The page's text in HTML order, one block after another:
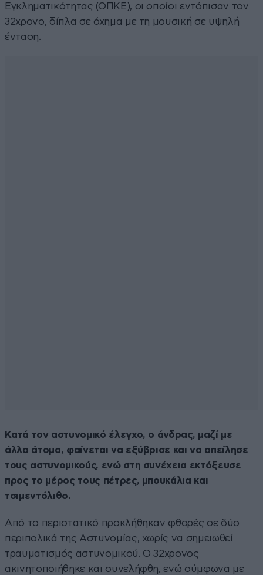
Εγκληματικότητας (ΟΠΚΕ), οι οποίοι εντόπισαν τον
32χρονο, δίπλα σε όχημα με τη μουσική σε υψηλή
ένταση.
Κατά τον αστυνομικό έλεγχο, ο άνδρας, μαζί με
άλλα άτομα, φαίνεται να εξύβρισε και να απείλησε
τους αστυνομικούς, ενώ στη συνέχεια εκτόξευσε
προς το μέρος τους πέτρες, μπουκάλια και
τσιμεντόλιθο.
Από το περιστατικό προκλήθηκαν φθορές σε δύο
περιπολικά της Αστυνομίας, χωρίς να σημειωθεί
τραυματισμός αστυνομικού. Ο 32χρονος
ακινητοποιήθηκε και συνελήφθη, ενώ σύμφωνα με